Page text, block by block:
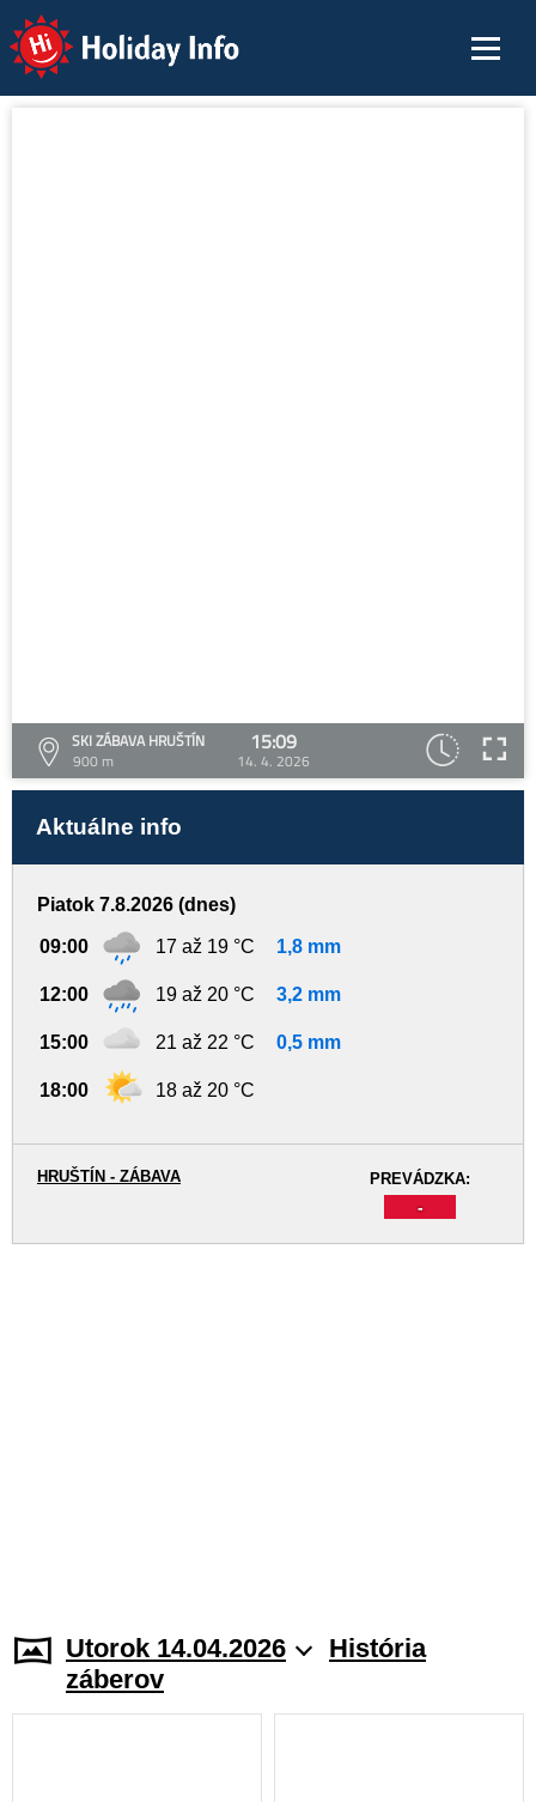
Holiday Info
SKI ZÁBAVA HRUŠTÍN
900 m
15:09
14. 4. 2026
Aktuálne info
Piatok 7.8.2026 (dnes)
09:00 17 až 19 °C 1,8 mm
12:00 19 až 20 °C 3,2 mm
15:00 21 až 22 °C 0,5 mm
18:00 18 až 20 °C
PREVÁDZKA:
-
HRUŠTÍN - ZÁBAVA
Utorok 14.04.2026
História
záberov